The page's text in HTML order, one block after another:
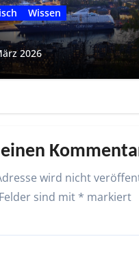
Wissen
2026
wird nicht
sind mit * markiert